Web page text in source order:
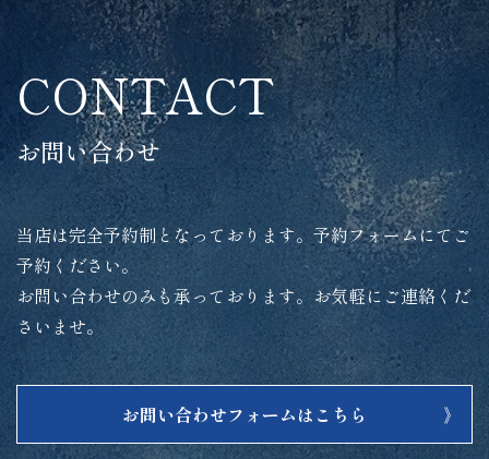
CONTACT
お問い合わせ
当店は完全予約制となっております。予約フォームにてご
予約ください。
お問い合わせのみも承っております。お気軽にご連絡くだ
さいませ。
お問い合わせフォームはこちら